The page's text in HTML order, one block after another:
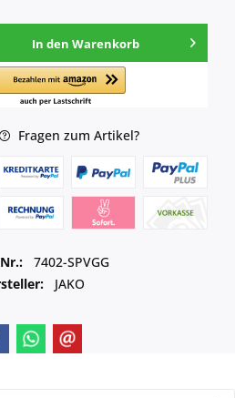
In den Warenkorb
Fragen zum Artikel?
7402-SPVGG
JAKO